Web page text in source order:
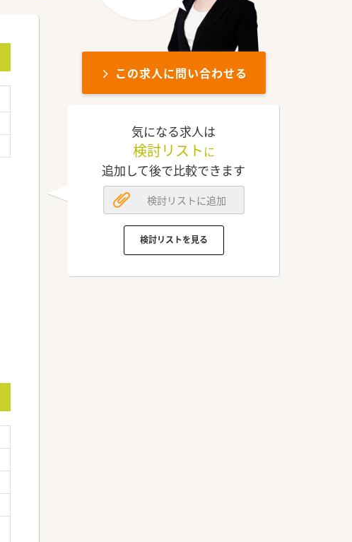
この求人に問い合わせる
気になる求人は
検討リスト に
追加して後で比較できます
検討リストに追加
検討リストを見る